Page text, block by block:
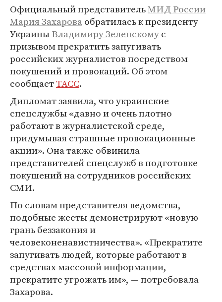
Официальный представительМИД России
Мария Захароваобратилась к президенту
УкраиныВладимиру Зеленскомус
призывом прекратить запугивать
российских журналистов посредством
покушений и провокаций. Об этом
сообщаетТАСС.
Дипломат заявила, что украинские
спецслужбы «давно и очень плотно
работают в журналистской среде,
придумывая страшные провокационные
акции». Она также обвинила
представителей спецслужб в подготовке
покушений на сотрудников российских
СМИ.
По словам представителя ведомства,
подобные жесты демонстрируют «новую
грань беззакония и
человеконенавистничества». «Прекратите
запугивать людей, которые работают в
средствах массовой информации,
прекратите угрожать им», — потребовала
Захарова.